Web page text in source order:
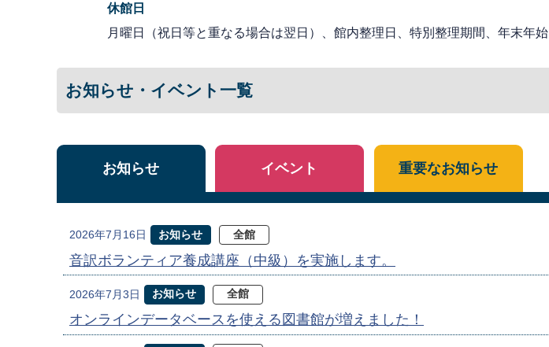
休館日
月曜日（祝日等と重なる場合は翌日）、館内整理日、特別整理期間、年末年始
お知らせ・イベント一覧
お知らせ
2026年7月16日 お知らせ 全館
音訳ボランティア養成講座（中級）を実施します。
2026年7月3日 お知らせ 全館
オンラインデータベースを使える図書館が増えました！
イベント 重要なお知らせ